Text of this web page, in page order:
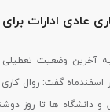
عادی ادارات
به آخرین وضعیت
اسفندماه گفت: روال کاری
و دانشگاه‌ ها تا روز